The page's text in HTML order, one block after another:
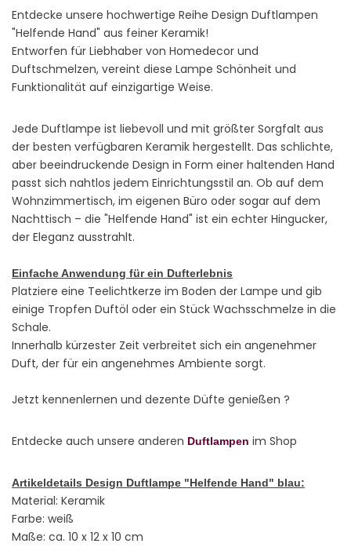
Entdecke unsere hochwertige Reihe Design Duftlampen
"Helfende Hand" aus feiner Keramik!
Entworfen für Liebhaber von Homedecor und
Duftschmelzen, vereint diese Lampe Schönheit und
Funktionalität auf einzigartige Weise.
Jede Duftlampe ist liebevoll und mit größter Sorgfalt aus
der besten verfügbaren Keramik hergestellt. Das schlichte,
aber beeindruckende Design in Form einer haltenden Hand
passt sich nahtlos jedem Einrichtungsstil an. Ob auf dem
Wohnzimmertisch, im eigenen Büro oder sogar auf dem
Nachttisch – die "Helfende Hand" ist ein echter Hingucker,
der Eleganz ausstrahlt.
Einfache Anwendung für ein Dufterlebnis
Platziere eine Teelichtkerze im Boden der Lampe und gib
einige Tropfen Duftöl oder ein Stück Wachsschmelze in die
Schale.
Innerhalb kürzester Zeit verbreitet sich ein angenehmer
Duft, der für ein angenehmes Ambiente sorgt.
Jetzt kennenlernen und dezente Düfte genießen ?
Entdecke auch unsere anderen Duftlampen im Shop
Artikeldetails Design Duftlampe "Helfende Hand" blau:
Material: Keramik
Farbe: weiß
Maße: ca. 10 x 12 x 10 cm